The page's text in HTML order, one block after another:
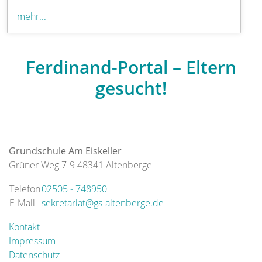
mehr...
Ferdinand-Portal – Eltern
gesucht!
Grundschule Am Eiskeller
Grüner Weg 7-9 48341 Altenberge
Telefon
E-Mail
02505 - 748950
sekretariat@gs-altenberge.de
Kontakt
Impressum
Datenschutz